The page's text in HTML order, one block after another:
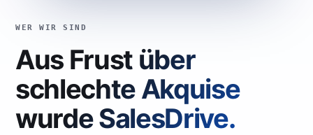
WER WIR SIND
Aus Frust über
schlechte Akquise
wurde SalesDrive.